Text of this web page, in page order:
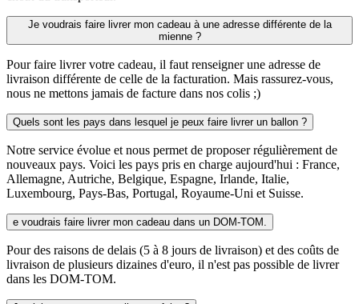
Je voudrais faire livrer mon cadeau à une adresse différente de la
mienne ?
Pour faire livrer votre cadeau, il faut renseigner une adresse de
livraison différente de celle de la facturation. Mais rassurez-vous,
nous ne mettons jamais de facture dans nos colis ;)
Quels sont les pays dans lesquel je peux faire livrer un ballon ?
Notre service évolue et nous permet de proposer régulièrement de
nouveaux pays. Voici les pays pris en charge aujourd'hui : France,
Allemagne, Autriche, Belgique, Espagne, Irlande, Italie,
Luxembourg, Pays-Bas, Portugal, Royaume-Uni et Suisse.
e voudrais faire livrer mon cadeau dans un DOM-TOM.
Pour des raisons de delais (5 à 8 jours de livraison) et des coûts de
livraison de plusieurs dizaines d'euro, il n'est pas possible de livrer
dans les DOM-TOM.